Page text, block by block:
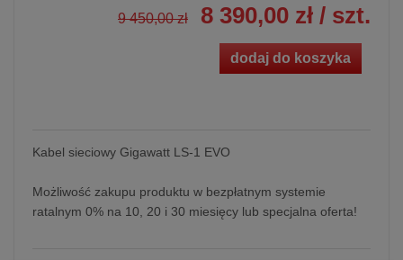
9 450,00 zł 8 390,00 zł / szt.
dodaj do koszyka
Kabel sieciowy Gigawatt LS-1 EVO
Możliwość zakupu produktu w bezpłatnym systemie
ratalnym 0% na 10, 20 i 30 miesięcy lub specjalna oferta!